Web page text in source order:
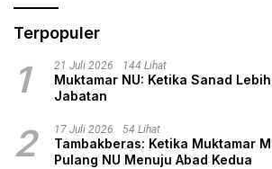
Terpopuler
1 21 Juli 2026 144 Lihat
Muktamar NU: Ketika Sanad
Jabatan
2 17 Juli 2026 54 Lihat
Tambakberas: Ketika Muktamar
Pulang NU Menuju Abad Kedua